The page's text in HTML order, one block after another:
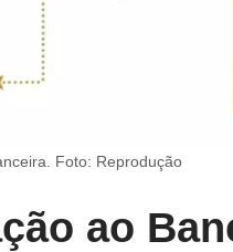
Foto: Reprodução
ao